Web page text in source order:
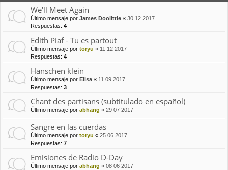
We'll Meet Again
Último mensaje por James Doolittle « 30 12 2017
Respuestas: 4
Edith Piaf - Tu es partout
Último mensaje por toryu « 11 12 2017
Respuestas: 4
Hänschen klein
Último mensaje por Elisa « 11 09 2017
Respuestas: 3
Chant des partisans (subtitulado en español)
Último mensaje por abhang « 29 07 2017
Sangre en las cuerdas
Último mensaje por toryu « 25 06 2017
Respuestas: 7
Emisiones de Radio D-Day
Último mensaje por abhang « 08 06 2017